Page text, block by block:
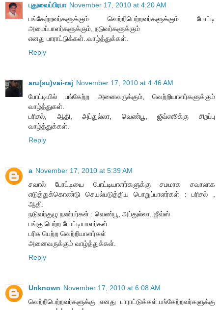
புதுவைப்பிரபா November 17, 2010 at 4:20 AM
பங்கேற்றவர்களுக்கும் வெற்றிபெற்றவர்களுக்கும் போட்டி
அமைப்பாளர்களுக்கும், நடுவர்களுக்கும்
எனது பாராட்டுக்கள்..வாழ்த்துக்கள்.
Reply
aru(su)vai-raj November 17, 2010 at 4:46 AM
போட்டியில் பங்கேற்ற அனைவருக்கும், வெற்றியாளர்களுக்கும்
வாழ்த்துகள்.
பரிசல், ஆதி, அப்துல்லா, வெண்பூ, ஜீவ்ஸூக்கு சிறப்பு
வாழ்த்துக்கள்.
Reply
a November 17, 2010 at 5:39 AM
சவால் போட்டியை போட்டியாளர்களுக்கு சமமாக சவாலாக
எடுத்துக்கொண்டு செயல்படுத்திய பொறுப்பாளர்கள் : பரிசல் ,
ஆதி.
நடுவர்குழு நண்பர்கள் : வெண்பூ, அப்துல்லா, ஜீவ்ஸ்
பங்கு பெற்ற போட்டியாளர்கள்.
பரிசு பெற்ற வெற்றியாளர்கள்
அனைவருக்கும் வாழ்த்துக்கள்.
Reply
Unknown November 17, 2010 at 6:08 AM
வெற்றிபெற்றவர்களுக்கு எனது பாராட்டுக்கள்.பங்கேற்றவர்களுக்கு